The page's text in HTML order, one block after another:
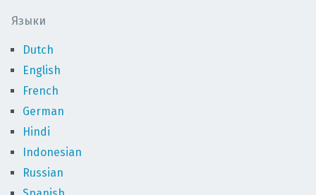
Языки
Dutch
English
French
German
Hindi
Indonesian
Russian